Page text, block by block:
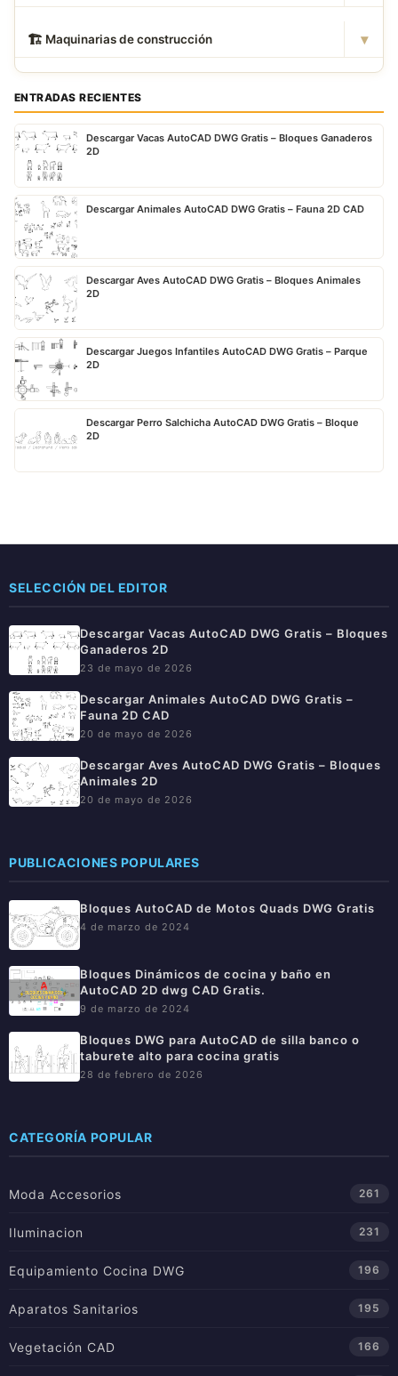
🏗 ️ Maquinarias de construcción ▾
ENTRADAS RECIENTES
Descargar Vacas AutoCAD DWG Gratis – Bloques Ganaderos
2D
Descargar Animales AutoCAD DWG Gratis – Fauna 2D CAD
Descargar Aves AutoCAD DWG Gratis – Bloques Animales
2D
Descargar Juegos Infantiles AutoCAD DWG Gratis – Parque
2D
Descargar Perro Salchicha AutoCAD DWG Gratis – Bloque
2D
SELECCIÓN DEL EDITOR
Descargar Vacas AutoCAD DWG Gratis – Bloques
Ganaderos 2D
23 de mayo de 2026
Descargar Animales AutoCAD DWG Gratis –
Fauna 2D CAD
20 de mayo de 2026
Descargar Aves AutoCAD DWG Gratis – Bloques
Animales 2D
20 de mayo de 2026
PUBLICACIONES POPULARES
Bloques AutoCAD de Motos Quads DWG Gratis
4 de marzo de 2024
Bloques Dinámicos de cocina y baño en
AutoCAD 2D dwg CAD Gratis.
9 de marzo de 2024
Bloques DWG para AutoCAD de silla banco o
taburete alto para cocina gratis
28 de febrero de 2026
CATEGORÍA POPULAR
Moda Accesorios 261
Iluminacion 231
Equipamiento Cocina DWG 196
Aparatos Sanitarios 195
Vegetación CAD 166